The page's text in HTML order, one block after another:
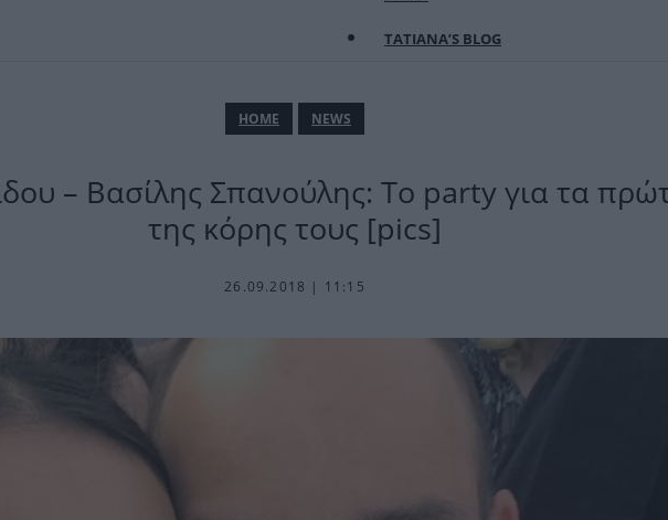
TATIANA’S BLOG
ΗΟΜΕ NEWS
– Βασίλης Σπανούλης: Το party για τα
της κόρης τους [pics]
26.09.2018 | 11:15